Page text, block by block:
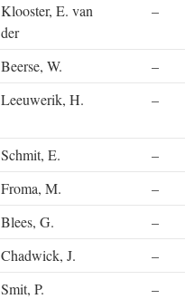
Klooster, E. van
der
–
Beerse, W. –
Leeuwerik, H.
–
Schmit, E. –
Froma, M.
–
Blees, G.
–
Chadwick, J.
–
Smit, P.
–